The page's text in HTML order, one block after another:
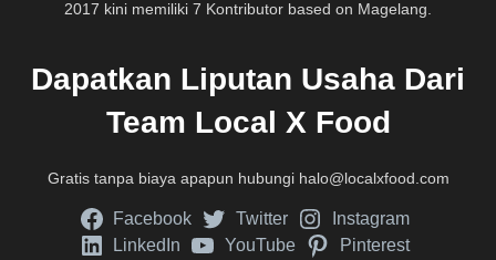
2017 kini memiliki 7 Kontributor based on Magelang.
Dapatkan Liputan Usaha Dari
Team Local X Food
Gratis tanpa biaya apapun hubungi halo@localxfood.com
Facebook Twitter
Instagram
LinkedIn
YouTube Pinterest